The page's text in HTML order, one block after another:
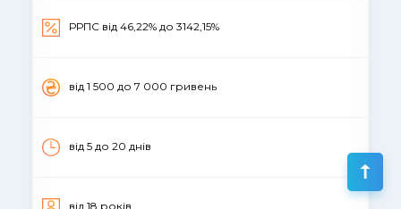
РРПС від 46,22% до 3142,15%
вiд 1 500 до 7 000 гривень
вiд 5 до 20 днiв
вiд 18 рокiв